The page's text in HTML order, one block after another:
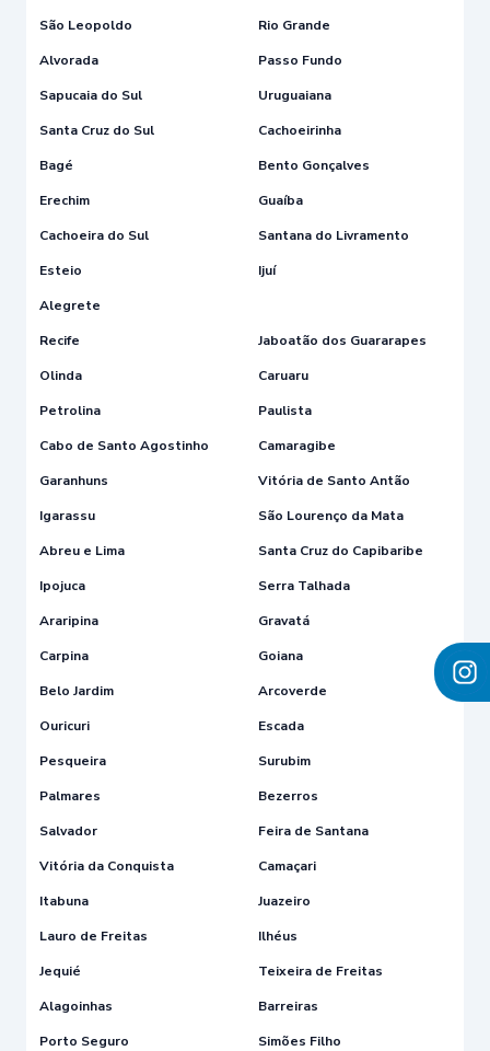
São Leopoldo
Rio Grande
Alvorada
Passo Fundo
Sapucaia do Sul
Uruguaiana
Santa Cruz do Sul
Cachoeirinha
Bagé
Bento Gonçalves
Erechim
Guaíba
Cachoeira do Sul
Santana do Livramento
Esteio
Ijuí
Alegrete
Recife
Jaboatão dos Guararapes
Olinda
Caruaru
Petrolina
Paulista
Cabo de Santo Agostinho
Camaragibe
Garanhuns
Vitória de Santo Antão
Igarassu
São Lourenço da Mata
Abreu e Lima
Santa Cruz do Capibaribe
Ipojuca
Serra Talhada
Araripina
Gravatá
Carpina
Goiana
Belo Jardim
Arcoverde
Ouricuri
Escada
Pesqueira
Surubim
Palmares
Bezerros
Salvador
Feira de Santana
Vitória da Conquista
Camaçari
Itabuna
Juazeiro
Lauro de Freitas
Ilhéus
Jequié
Teixeira de Freitas
Alagoinhas
Barreiras
Porto Seguro
Simões Filho